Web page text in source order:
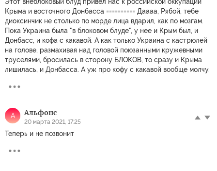
Крыма и восточного Донбасса ========== Даааа, Рябой, тебе
диоксинчик не столько по морде лица вдарил, как по мозгам.
Пока Украина была "в блоковом блуде", у нее и Крым был, и
Донбасс, и кофа с какавой. А как только Украина с кастрюлей
на голове, размахивая над головой поюзанными кружевными
труселями, бросилась в сторону БЛОКОВ, то сразу и Крыма
лишилась, и Донбасса. А уж про кофу с какавой вообще молчу.
А Альфонс
20 марта 2021, 17:25
Теперь и не позвонит